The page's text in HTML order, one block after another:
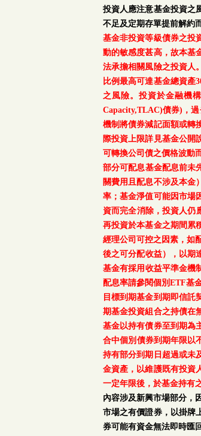
投資人應注意基金投資之
不足及定期存單提前解約
基金非投資等級債券之投
動的敏感度甚高，故本基
法承擔相關風險之投資人
比例最高可達基金總資產
之風險。投資於金融機
Capacity,TLAC)債券)，
機制將債券減記面額或轉
際投資上限詳見基金公開
可轉換公司債之價格波動
部分可配息基金配息前未
關費用且配息不涉及本金
率；基金淨值可能因市場
資而完全消除，投資人仍
再投資於本基金之期間累
經理公司可控之因素，如
後之可分配收益），以期
基金有採用收益平準金機
配息率請參閱個別ETF基
目標到期基金到期即信託
期基金投資組合之持債在
基金以持有債券至到期為
合中個別債券到期年限以
持有部分到期日超過或未
金資產，以維護既有投資
一定年限後，於基金持有
內容涉及新興市場部分，
市場之有價證券，以掛牌
券可能有資金無法即時匯